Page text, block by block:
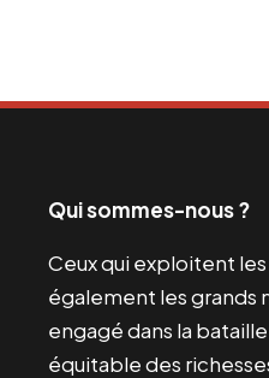
Qui sommes-nous ?
Ceux qui exploitent
également les grands
engagé dans la
équitable des